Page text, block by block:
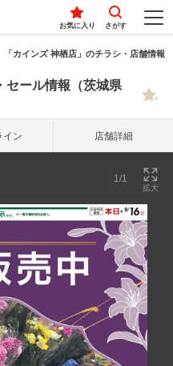
お気に入り さがす
「カインズ 神栖店」のチラシ・店舗情報
セール情報（茨城県
イン 店舗詳細
1/1
拡大